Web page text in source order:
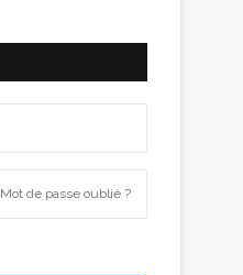
Mot de passe oublié ?